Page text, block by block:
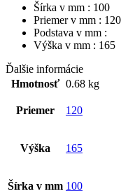
Šírka v mm : 100
Priemer v mm : 120
Podstava v mm :
Výška v mm : 165
Ďalšie informácie
Hmotnosť 0.68 kg
Priemer 120
Výška 165
Šírka v mm 100